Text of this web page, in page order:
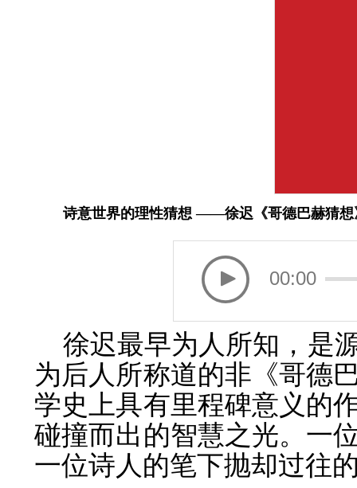
诗意世界的理性猜想 ——徐迟《哥德巴赫猜想
00:00
徐迟最早为人所知，是
为后人所称道的非《哥德
学史上具有里程碑意义的
碰撞而出的智慧之光。一
一位诗人的笔下抛却过往